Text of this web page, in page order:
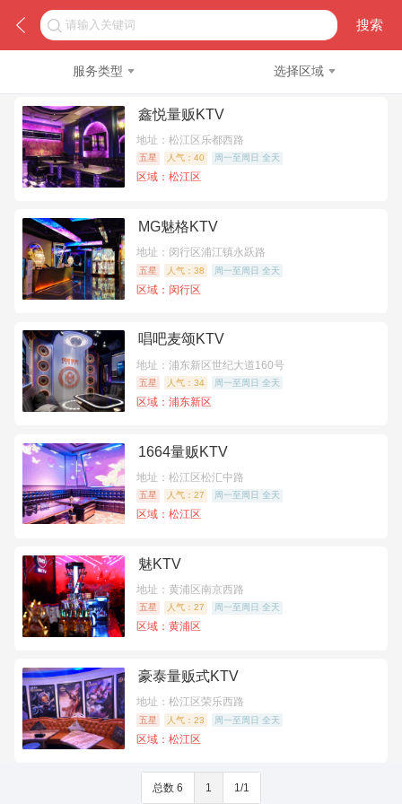
服务类型 选择区域
鑫悦量贩KTV
地址：松江区乐都西路
五星 人气：40 周一至周日 全天
区域：松江区
MG魅格KTV
地址：闵行区浦江镇永跃路
五星 人气：38 周一至周日 全天
区域：闵行区
唱吧麦颂KTV
地址：浦东新区世纪大道160号
五星 人气：34 周一至周日 全天
区域：浦东新区
1664量贩KTV
地址：松江区松汇中路
五星 人气：27 周一至周日 全天
区域：松江区
魅KTV
地址：黄浦区南京西路
五星 人气：27 周一至周日 全天
区域：黄浦区
豪泰量贩式KTV
地址：松江区荣乐西路
五星 人气：23 周一至周日 全天
区域：松江区
总数 6 1 1/1